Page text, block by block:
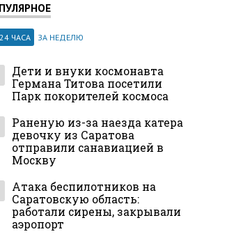
ЧАСА ЗА НЕДЕЛЮ
Дети и внуки космонавта
Германа Титова посетили
Парк покорителей космоса
Раненую из-за наезда катера
девочку из Саратова
отправили санавиацией в
Москву
Атака беспилотников на
Саратовскую область:
работали сирены, закрывали
аэропорт